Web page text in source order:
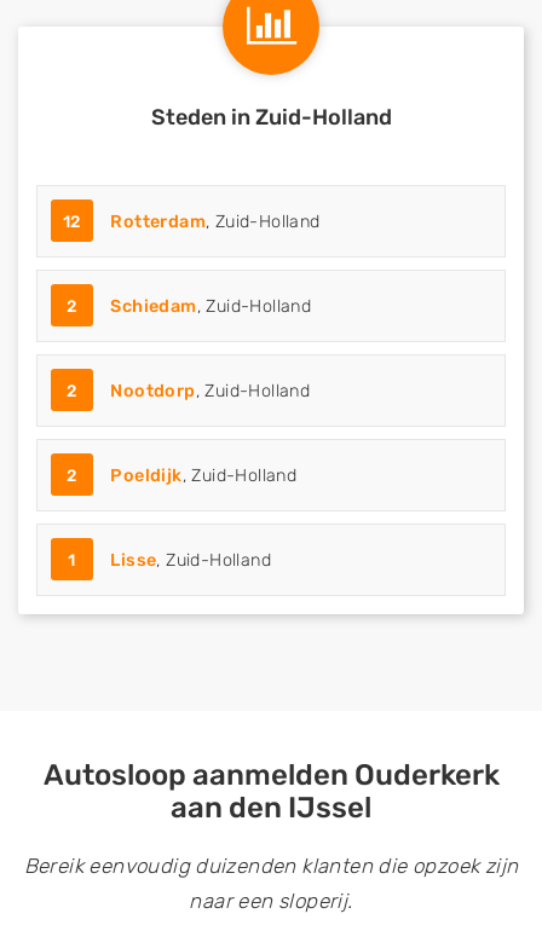
Steden in Zuid-Holland
12 Rotterdam, Zuid-Holland
2 Schiedam, Zuid-Holland
2 Nootdorp, Zuid-Holland
2 Poeldijk, Zuid-Holland
1 Lisse, Zuid-Holland
Autosloop aanmelden Ouderkerk
aan den IJssel
Bereik eenvoudig duizenden klanten die opzoek zijn
naar een sloperij.